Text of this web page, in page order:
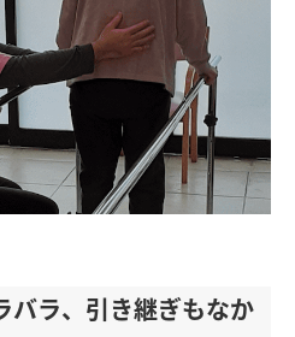
バラ、引き継ぎもなか